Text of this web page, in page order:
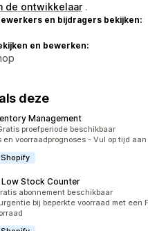
de ontwikkelaar .
en bijdragers bekijken:
en bewerken:
deze
Management
in totaalproefperiode beschikbaar
en voorraadprognoses - Vul op tijd aan
Stock Counter
in totaal
abonnement beschikbaar
bij beperkte voorraad met een